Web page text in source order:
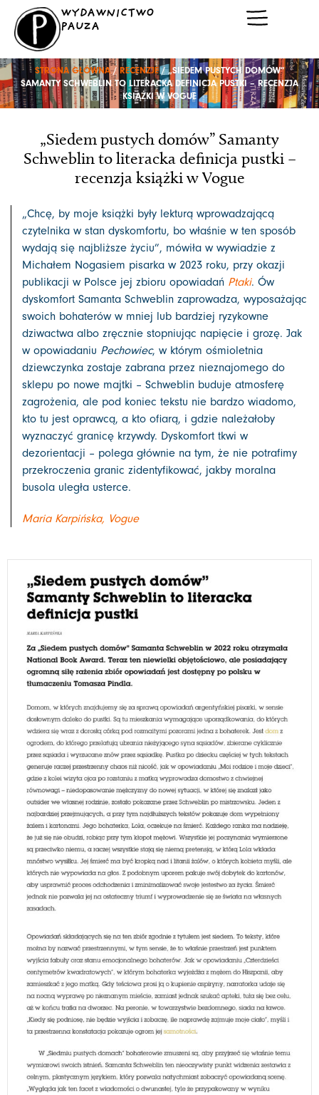
Przejdź
treści
WYDAWNICTWO
PAUZA
STRONA GŁÓWNA/ RECENZJE/ „SIEDEM PUSTYCH DOMÓW”
SAMANTY SCHWEBLIN TO LITERACKA DEFINICJA PUSTKI – RECENZJA
KSIĄŻKI W VOGUE
„Siedem pustych domów” Samanty
Schweblin to literacka definicja pustki –
recenzja książki w Vogue
„Chcę, by moje książki były lekturą wprowadzającą
czytelnika w stan dyskomfortu, bo właśnie w ten sposób
wydają się najbliższe życiu”, mówiła w wywiadzie z
Michałem Nogasiem pisarka w 2023 roku, przy okazji
publikacji w Polsce jej zbioru opowiadań Ptaki. Ów
dyskomfort Samanta Schweblin zaprowadza, wyposażając
swoich bohaterów w mniej lub bardziej ryzykowne
dziwactwa albo zręcznie stopniując napięcie i grozę. Jak
w opowiadaniu Pechowiec, w którym ośmioletnia
dziewczynka zostaje zabrana przez nieznajomego do
sklepu po nowe majtki – Schweblin buduje atmosferę
zagrożenia, ale pod koniec tekstu nie bardzo wiadomo,
kto tu jest oprawcą, a kto ofiarą, i gdzie należałoby
wyznaczyć granicę krzywdy. Dyskomfort tkwi w
dezorientacji – polega głównie na tym, że nie potrafimy
przekroczenia granic zidentyfikować, jakby moralna
busola uległa usterce.
Maria Karpińska, Vogue